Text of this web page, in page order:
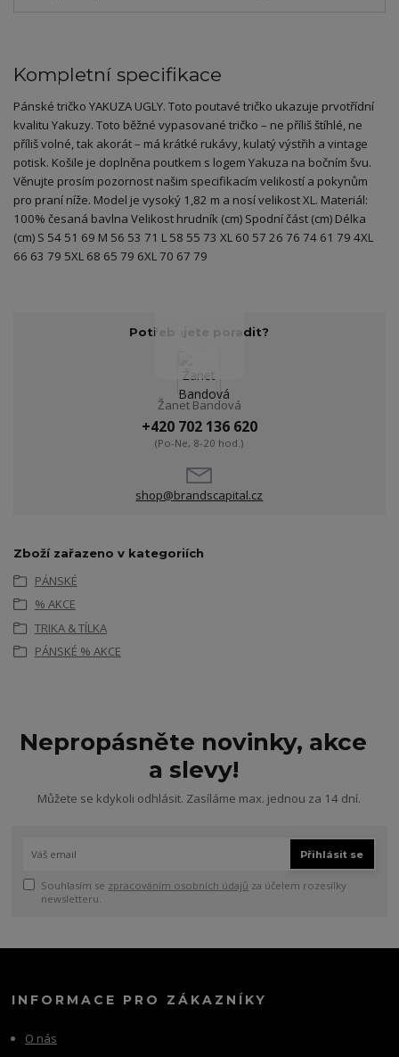
Kompletní specifikace
Pánské tričko YAKUZA UGLY. Toto poutavé tričko ukazuje prvotřídní
kvalitu Yakuzy. Toto běžné vypasované tričko – ne příliš štíhlé, ne
příliš volné, tak akorát – má krátké rukávy, kulatý výstřih a vintage
potisk. Košile je doplněna poutkem s logem Yakuza na bočním švu.
Věnujte prosím pozornost našim specifikacím velikostí a pokynům
pro praní níže. Model je vysoký 1,82 m a nosí velikost XL. Materiál:
100% česaná bavlna Velikost hrudník (cm) Spodní část (cm) Délka
(cm) S 54 51 69 M 56 53 71 L 58 55 73 XL 60 57 26 76 74 61 79 4XL
66 63 79 5XL 68 65 79 6XL 70 67 79
Potřebujete poradit?
Žanet Bandová
+420 702 136 620
(Po-Ne, 8-20 hod.)
shop@brandscapital.cz
Zboží zařazeno v kategoriích
PÁNSKÉ
% AKCE
TRIKA & TÍLKA
PÁNSKÉ % AKCE
Nepropásněte novinky, akce
a slevy!
Můžete se kdykoli odhlásit. Zasíláme max. jednou za 14 dní.
Přihlásit se
Souhlasím se zpracováním osobních údajů za účelem rozesílky
newsletteru.
INFORMACE PRO ZÁKAZNÍKY
O nás